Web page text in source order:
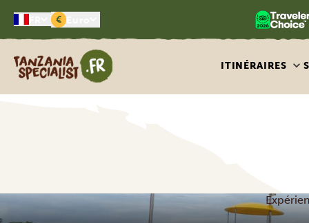
€
Tanzania Specialist
ITINÉRAIRES